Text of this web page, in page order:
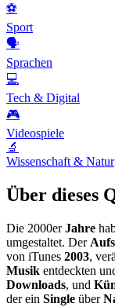
⚽
Sport
🗣️
Sprachen
💻
Tech & Digital
🎮
Videospiele
🔬
Wissenschaft & Natur
Über dieses
Die 2000erJahre
umgestaltet. Der
von iTunes 2003,
Musik entdeckten
Downloads, und
der ein Single über